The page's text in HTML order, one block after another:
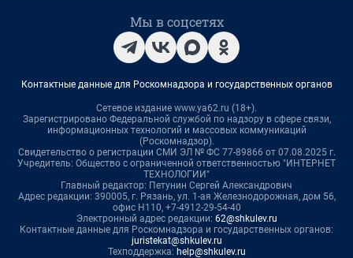
Мы в соцсетях
Контактные данные для Роскомнадзора и государственных органов
Сетевое издание www.ya62.ru (18+).
Зарегистрировано Федеральной службой по надзору в сфере связи,
информационных технологий и массовых коммуникаций
(Роскомнадзор).
Свидетельство о регистрации СМИ ЭЛ № ФС 77-89866 от 07.08.2025 г.
Учредитель: Общество с ограниченной ответственностью "ИНТЕРНЕТ
ТЕХНОЛОГИИ"
Главный редактор: Петунин Сергей Александрович
Адрес редакции: 390005, г. Рязань, ул. 1-ая Железнодорожная, дом 56,
офис Н110, +7-4912-29-54-40
Электронный адрес редакции: 62@shkulev.ru
Контактные данные для Роскомнадзора и государственных органов:
juristekat@shkulev.ru
Техподдержка: help@shkulev.ru